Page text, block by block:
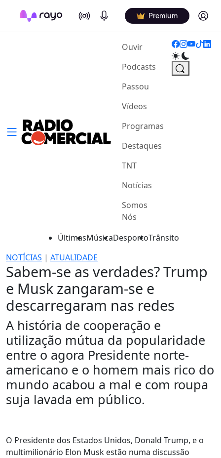
On Air Podcasts Premium Log in
Ouvir(current)
Podcasts
Passou
Vídeos
Programas
Destaques
TNT
Notícias
Somos
Nós
ÚltimasMúsicaDesportoTrânsito
NOTÍCIAS | ATUALIDADE
Sabem-se as verdades? Trump
e Musk zangaram-se e
descarregaram nas redes
A história de cooperação e
utilização mútua da popularidade
entre o agora Presidente norte-
americano e o homem mais rico do
mundo acabou a mal e com roupa
suja lavada em público.
O Presidente dos Estados Unidos, Donald Trump, e o
multimilionário Elon Musk estão numa discussão